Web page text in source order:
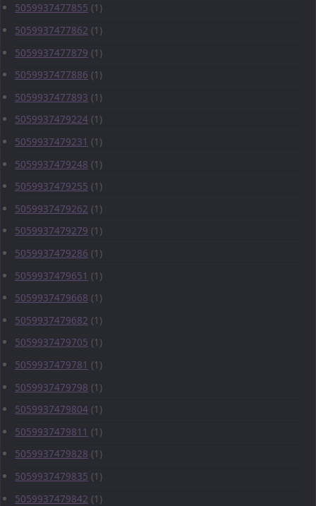
5059937477855 (1)
5059937477862 (1)
5059937477879 (1)
5059937477886 (1)
5059937477893 (1)
5059937479224 (1)
5059937479231 (1)
5059937479248 (1)
5059937479255 (1)
5059937479262 (1)
5059937479279 (1)
5059937479286 (1)
5059937479651 (1)
5059937479668 (1)
5059937479682 (1)
5059937479705 (1)
5059937479781 (1)
5059937479798 (1)
5059937479804 (1)
5059937479811 (1)
5059937479828 (1)
5059937479835 (1)
5059937479842 (1)